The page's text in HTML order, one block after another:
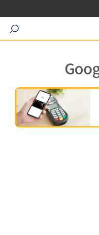
search